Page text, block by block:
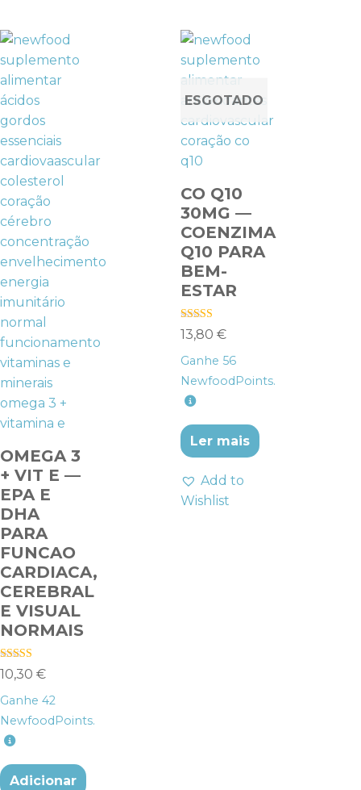
OMEGA 3
+ VIT E —
EPA E
DHA
PARA
FUNCAO
CARDIACA,
CEREBRAL
E VISUAL
NORMAIS
Avaliação
4.38
10,30 €
Ganhe 42
NewfoodPoints.
Adicionar
ESGOTADO
CO Q10
30MG —
COENZIMA
Q10 PARA
BEM-
ESTAR
Avaliação
4.57
13,80 €
Ganhe 56
NewfoodPoints.
Ler mais
Add to
Wishlist